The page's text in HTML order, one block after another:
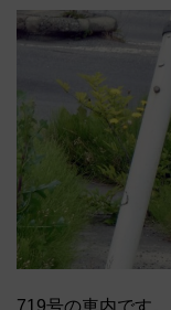
719号の車内です